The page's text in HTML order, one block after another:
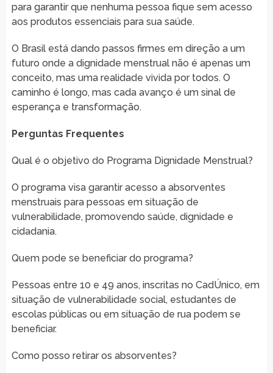
para garantir que nenhuma pessoa fique sem acesso
aos produtos essenciais para sua saúde.
O Brasil está dando passos firmes em direção a um
futuro onde a dignidade menstrual não é apenas um
conceito, mas uma realidade vivida por todos. O
caminho é longo, mas cada avanço é um sinal de
esperança e transformação.
Perguntas Frequentes
Qual é o objetivo do Programa Dignidade Menstrual?
O programa visa garantir acesso a absorventes
menstruais para pessoas em situação de
vulnerabilidade, promovendo saúde, dignidade e
cidadania.
Quem pode se beneficiar do programa?
Pessoas entre 10 e 49 anos, inscritas no CadÚnico, em
situação de vulnerabilidade social, estudantes de
escolas públicas ou em situação de rua podem se
beneficiar.
Como posso retirar os absorventes?